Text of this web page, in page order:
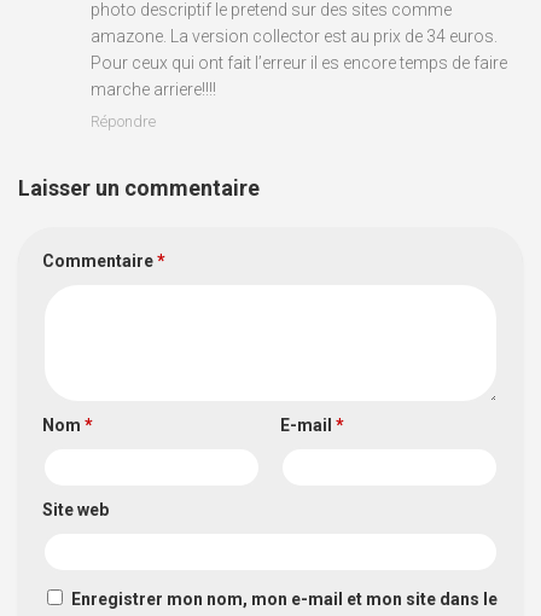
photo descriptif le pretend sur des sites comme
amazone. La version collector est au prix de 34 euros.
Pour ceux qui ont fait l’erreur il es encore temps de faire
marche arriere!!!!
Répondre
Laisser un commentaire
Commentaire*
Nom * E-mail *
Site web
Enregistrer mon nom, mon e-mail et mon site dans le